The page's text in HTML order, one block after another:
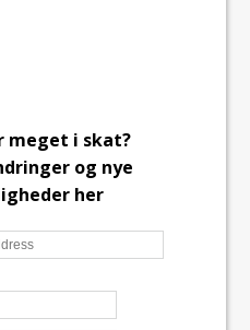
meget i skat?
og nye
her